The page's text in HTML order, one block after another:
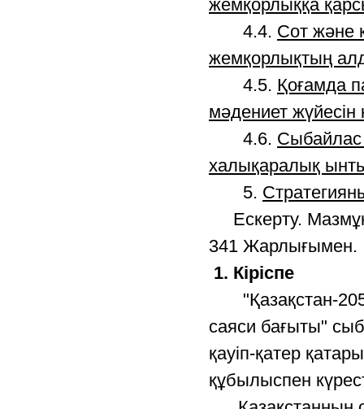
жемқорлыққа
4.4. Сот және
жемқорлықтың
4.5. Қоғамда
мәдениет
4.6. Сыбайлас
халықаралық
5.
Ескерту.
341 Жарлығымен.
1. Кіріспе
"Қазақстан-
саяси бағыты"
қауіп-қатер
құбылыспен